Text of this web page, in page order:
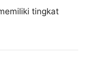
tingkat